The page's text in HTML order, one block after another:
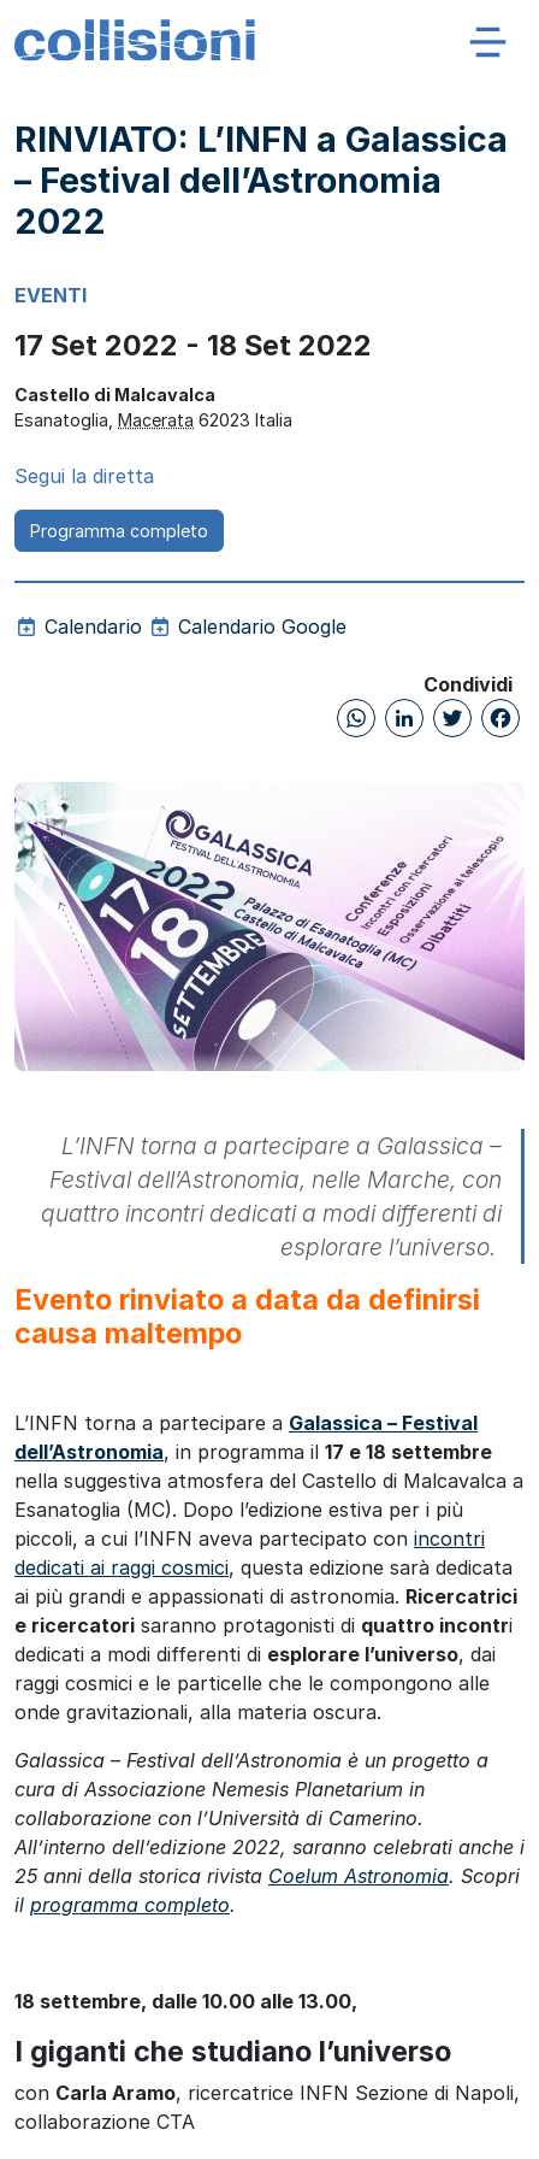
Salta al contenuto
Navigazione principale
RINVIATO: L’INFN a Galassica
– Festival dell’Astronomia
2022
EVENTI
17 Set 2022 - 18 Set 2022
Castello di Malcavalca
Esanatoglia Macerata 62023 Italia
Segui la diretta
Programma completo
Calendario Calendario Google
Condividi
L’INFN torna a partecipare a Galassica –
Festival dell’Astronomia, nelle Marche, con
quattro incontri dedicati a modi differenti di
esplorare l’universo.
Evento rinviato a data da definirsi
causa maltempo
L’INFN torna a partecipare a Galassica – Festival
dell’Astronomia, in programma il 17 e 18 settembre
nella suggestiva atmosfera del Castello di Malcavalca a
Esanatoglia (MC). Dopo l’edizione estiva per i più
piccoli, a cui l’INFN aveva partecipato con incontri
dedicati ai raggi cosmici, questa edizione sarà dedicata
ai più grandi e appassionati di astronomia. Ricercatrici
e ricercatori saranno protagonisti di quattro incontri
dedicati a modi differenti di esplorare l’universo, dai
raggi cosmici e le particelle che le compongono alle
onde gravitazionali, alla materia oscura.
Galassica – Festival dell’Astronomia è un progetto a
cura di Associazione Nemesis Planetarium in
collaborazione con l’Università di Camerino.
All’interno dell’edizione 2022, saranno celebrati anche i
25 anni della storica rivista Coelum Astronomia. Scopri
il programma completo.
18 settembre, dalle 10.00 alle 13.00,
I giganti che studiano l’universo
con Carla Aramo, ricercatrice INFN Sezione di Napoli,
collaborazione CTA